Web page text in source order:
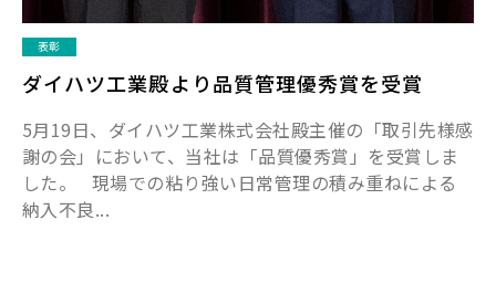
表彰
ダイハツ工業殿より品質管理優秀賞を受賞
5月19日、ダイハツ工業株式会社殿主催の「取引先様感
謝の会」において、当社は「品質優秀賞」を受賞しま
した。 現場での粘り強い日常管理の積み重ねによる
納入不良...